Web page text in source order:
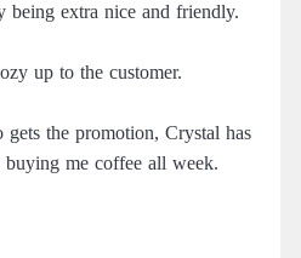
being extra nice and friendly.
up to the customer.
the promotion, Crystal has
me coffee all week.